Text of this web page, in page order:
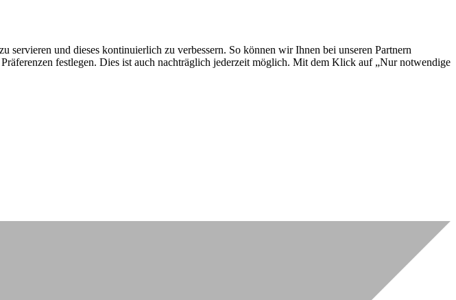
und dieses kontinuierlich zu verbessern. So können wir Ihnen bei unseren Partnern
festlegen. Dies ist auch nachträglich jederzeit möglich. Mit dem Klick auf „Nur notwendige